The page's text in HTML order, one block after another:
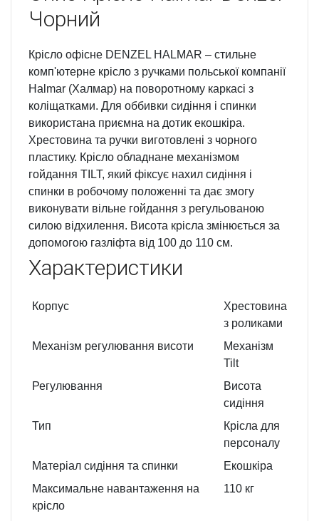
Чорний
Крісло офісне DENZEL HALMAR – стильне
комп'ютерне крісло з ручками польської компанії
Halmar (Халмар) на поворотному каркасі з
коліщатками. Для оббивки сидіння і спинки
використана приємна на дотик екошкіра.
Хрестовина та ручки виготовлені з чорного
пластику. Крісло обладнане механізмом
гойдання TILT, який фіксує нахил сидіння і
спинки в робочому положенні та дає змогу
виконувати вільне гойдання з регульованою
силою відхилення. Висота крісла змінюється за
допомогою газліфта від 100 до 110 см.
Характеристики
Корпус
Хрестовина
з роликами
Механізм регулювання висоти
Механізм
Tilt
Регулювання
Висота
сидіння
Тип
Крісла для
персоналу
Матеріал сидіння та спинки
Екошкіра
Максимальне навантаження на
крісло
110 кг